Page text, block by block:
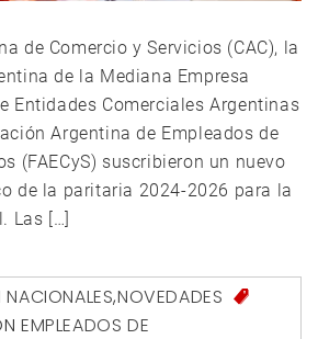
de Comercio y Servicios (CAC), la
de la Mediana Empresa
Entidades Comerciales Argentinas
Argentina de Empleados de
(FAECyS) suscribieron un nuevo
de la paritaria 2024-2026 para la
Las […]
NACIONALES,NOVEDADES
EMPLEADOS DE